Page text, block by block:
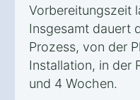
Vorbereitungszeit
Insgesamt dauert
Prozess, von der
Installation, in der
und 4 Wochen.